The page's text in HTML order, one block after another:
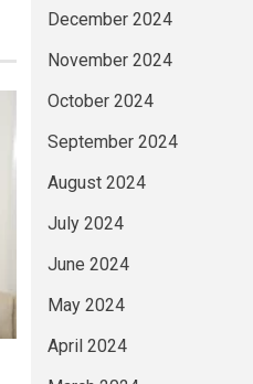
December 2024
November 2024
October 2024
September 2024
August 2024
July 2024
June 2024
May 2024
April 2024